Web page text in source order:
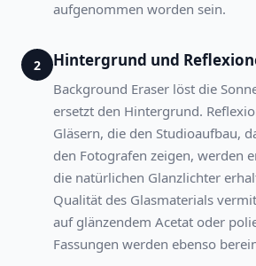
aufgenommen worden sein.
2 Hintergrund und
Background Eraser löst die
ersetzt den Hintergrund.
Gläsern, die den Studioaufbau,
den Fotografen zeigen, werden
die natürlichen Glanzlichter
Qualität des Glasmaterials
auf glänzendem Acetat oder
Fassungen werden ebenso